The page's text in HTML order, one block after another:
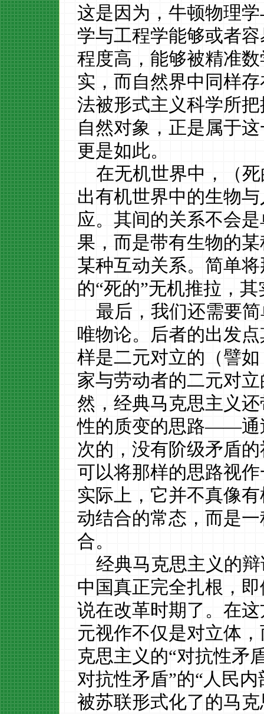
这是因为，牛顿物理学
学与工程学能够或者
程度高，能够被精准
实，而自然界中同样
法被形式主义科学所
自然对象，正是属于
更是如此。
在无机世界中，（
出有机世界中的生物
应。其间的关系不会
果，而是带有生物的某
某种互动关系。简单
的“死的”无机推拉，
最后，我们还需要
唯物论。后者的出发
样是二元对立的（譬
家与劳动者的二元对
然，经典马克思主义
性的质变的思路——通
次的，没有阶级矛盾
可以将那样的思路视
实际上，它并不真像
动结合的常态，而是
合。
经典马克思主义的
中国真正完全扎根，
说在改革时期了。在
元视作不仅是对立体
克思主义的“对抗性矛
对抗性矛盾”的“人民
被苏联形式化了的马